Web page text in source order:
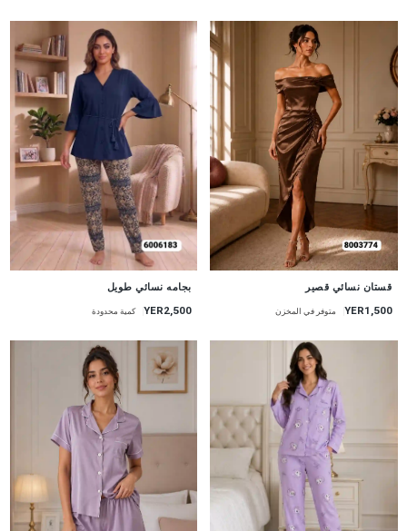
قستان نسائي قصير
YER1,500 متوفر في المخزن
بجامه نسائي طويل
YER2,500 كمية محدودة